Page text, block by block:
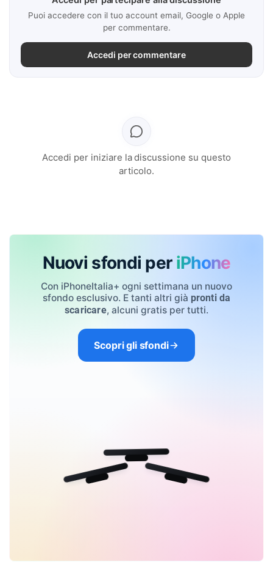
Puoi accedere con il tuo account email, Google o Apple
per commentare.
Accedi per commentare
Accedi per iniziare la discussione su questo
articolo.
Nuovi sfondi per iPhone
Con iPhoneItalia+ ogni settimana un nuovo
sfondo esclusivo. E tanti altri già pronti da
scaricare, alcuni gratis per tutti.
Scopri gli sfondi